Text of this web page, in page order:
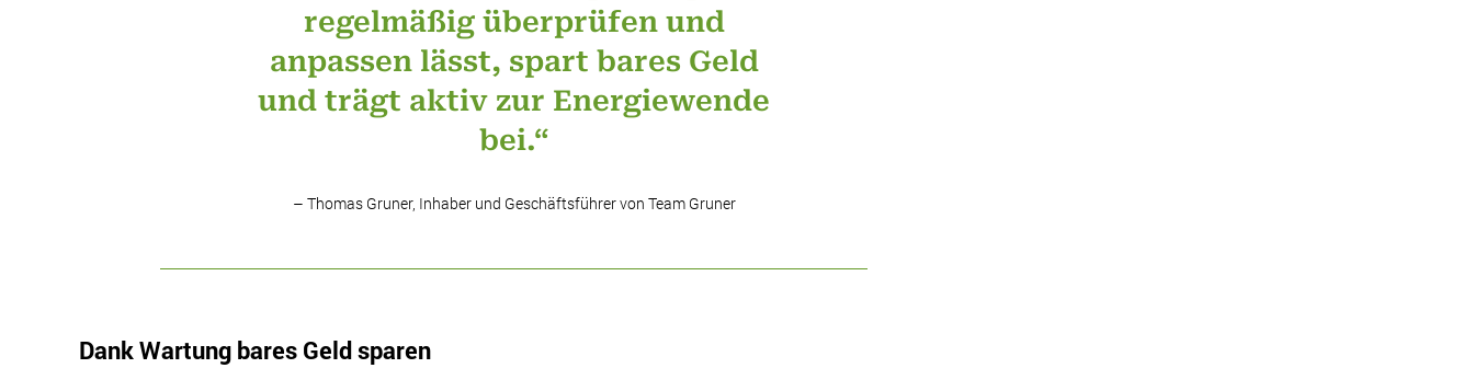
regelmäßig überprüfen und
anpassen lässt, spart bares Geld
und trägt aktiv zur Energiewende
bei.“
– Thomas Gruner, Inhaber und Geschäftsführer von Team Gruner
Dank Wartung bares Geld sparen